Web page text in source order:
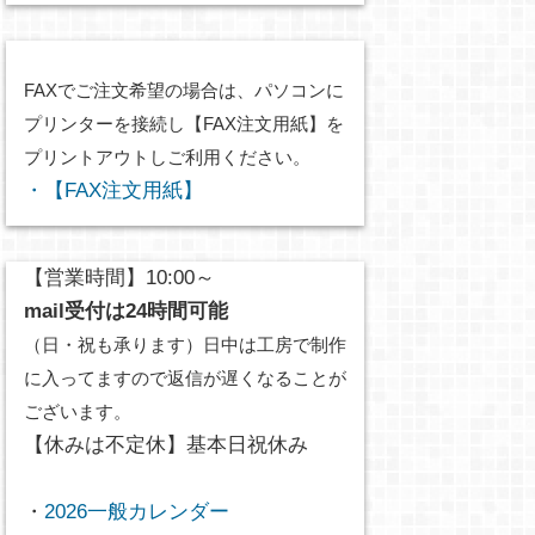
FAXでご注文希望の場合は、パソコンに
プリンターを接続し【FAX注文用紙】を
プリントアウトしご利用ください。
・【FAX注文用紙】
【営業時間】10:00～
mail受付は24時間可能
（日・祝も承ります）日中は工房で制作
に入ってますので返信が遅くなることが
ございます。
【休みは不定休】基本日祝休み
・ 2026一般カレンダー